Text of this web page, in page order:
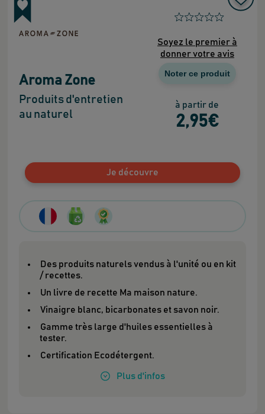
Soyez le premier à
donner votre avis
Noter ce produit
à partir de
2,95€
Aroma Zone
Produits d'entretien
au naturel
Je découvre
Des produits naturels vendus à l'unité ou en kit
/ recettes.
Un livre de recette Ma maison nature.
Vinaigre blanc, bicarbonates et savon noir.
Gamme très large d'huiles essentielles à
tester.
Certification Ecodétergent.
Plus d'infos